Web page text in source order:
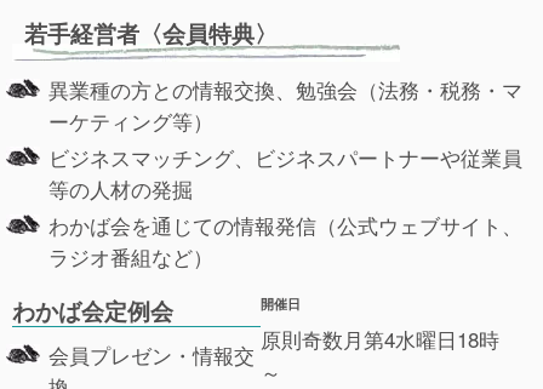
若手経営者〈会員特典〉
異業種の方との情報交換、勉強会（法務・税務・マ
ーケティング等）
ビジネスマッチング、ビジネスパートナーや従業員
等の人材の発掘
わかば会を通じての情報発信（公式ウェブサイト、
ラジオ番組など）
わかば会定例会
会員プレゼン・情報交
開催日
原則奇数月第4水曜日18時
～